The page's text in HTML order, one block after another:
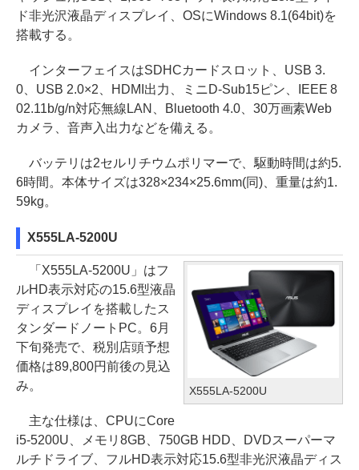
ド非光沢液晶ディスプレイ、OSにWindows 8.1(64bit)を
搭載する。
インターフェイスはSDHCカードスロット、USB 3.
0、USB 2.0×2、HDMI出力、ミニD-Sub15ピン、IEEE 8
02.11b/g/n対応無線LAN、Bluetooth 4.0、30万画素Web
カメラ、音声入出力などを備える。
バッテリは2セルリチウムポリマーで、駆動時間は約5.
6時間。本体サイズは328×234×25.6mm(同)、重量は約1.
59kg。
X555LA-5200U
X555LA-5200U
「X555LA-5200U」はフ
ルHD表示対応の15.6型液晶
ディスプレイを搭載したス
タンダードノートPC。6月
下旬発売で、税別店頭予想
価格は89,800円前後の見込
み。
主な仕様は、CPUにCore
i5-5200U、メモリ8GB、750GB HDD、DVDスーパーマ
ルチドライブ、フルHD表示対応15.6型非光沢液晶ディス